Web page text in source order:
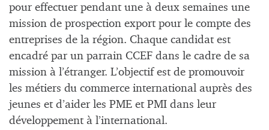
pour effectuer pendant une à deux semaines une
mission de prospection export pour le compte des
entreprises de la région. Chaque candidat est
encadré par un parrain CCEF dans le cadre de sa
mission à l’étranger. L’objectif est de promouvoir
les métiers du commerce international auprès des
jeunes et d’aider les PME et PMI dans leur
développement à l’international.